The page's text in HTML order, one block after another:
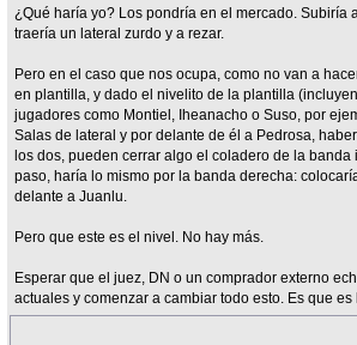
¿Qué haría yo? Los pondría en el mercado. Subiría
traería un lateral zurdo y a rezar.
Pero en el caso que nos ocupa, como no van a
en plantilla, y dado el nivelito de la plantilla
jugadores como Montiel, Iheanacho o Suso, por
Salas de lateral y por delante de él a Pedrosa,
los dos, pueden cerrar algo el coladero de la banda
paso, haría lo mismo por la banda derecha:
delante a Juanlu.
Pero que este es el nivel. No hay más.
Esperar que el juez, DN o un comprador externo
actuales y comenzar a cambiar todo esto. Es que es